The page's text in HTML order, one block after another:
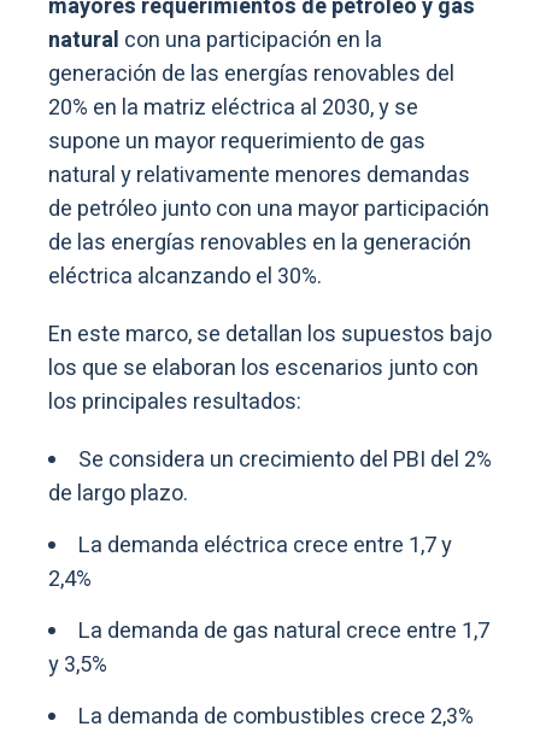
natural con una participación en la
generación de las energías renovables del
20% en la matriz eléctrica al 2030, y se
supone un mayor requerimiento de gas
natural y relativamente menores demandas
de petróleo junto con una mayor participación
de las energías renovables en la generación
eléctrica alcanzando el 30%.
En este marco, se detallan los supuestos bajo
los que se elaboran los escenarios junto con
los principales resultados:
Se considera un crecimiento del PBI del 2%
de largo plazo.
La demanda eléctrica crece entre 1,7 y
2,4%
La demanda de gas natural crece entre 1,7
y 3,5%
La demanda de combustibles crece 2,3%